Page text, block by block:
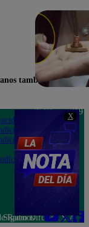
X
también en
Teléfono: 219
Av. San
Felipe 968
Jesús María
Radio Difusión S.A.
Síguenos